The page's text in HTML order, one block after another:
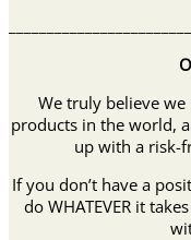
We truly believe
products in the world,
up with a risk-
If you don’t have a
do WHATEVER it